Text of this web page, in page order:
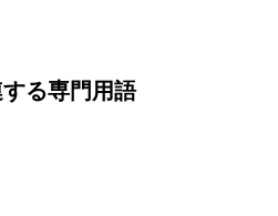
する専門用語